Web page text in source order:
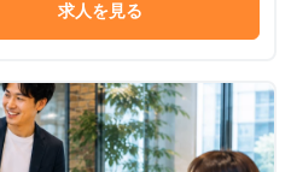
求人を見る